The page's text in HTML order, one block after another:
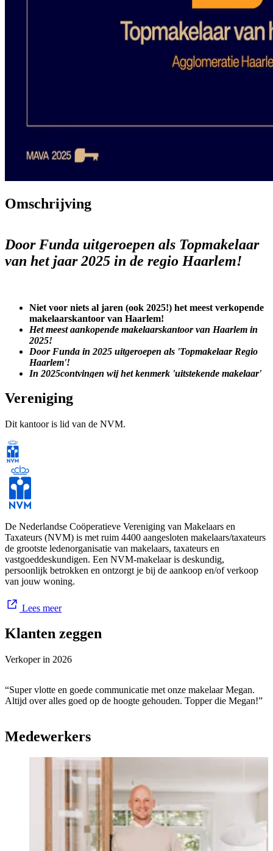
Omschrijving
Door Funda uitgeroepen als Topmakelaar
van het jaar 2025 in de regio Haarlem!
Niet voor niets al jaren (ook 2025!) het meest verkopende
makelaarskantoor van Haarlem!
Het meest aankopende makelaarskantoor van Haarlem in
2025!
Door Funda in 2025 uitgeroepen als 'Topmakelaar Regio
Haarlem'!
In 2025contvingen wij het kenmerk 'uitstekende makelaar'
Al sinds Overspaern Makelaardij in het jaar 1997 is gestart staan we
makelaarskantoor. We hebben klanten die al jaren intensief met ons
samenwerken. De afgelopen 15 jaar staan we in de top van meest
(succesvolle) verkopende en aankopende makelaarskantoren van
Haarlem en omgeving. Dat in combinatie met onze torenhoge
klanttevredenheidcijfers, laat ons zien dat we onze klanten écht
begrijpen en dat onze klanten onze dienstverlening waarderen.
De Overspaern makelaar zet jou, samen met jouw woning, op 1!
'Overspaern.. Dat is thuiskomen'
Vereniging
Dit kantoor is lid van de NVM.
De Nederlandse Coöperatieve Vereniging van Makelaars en
Taxateurs (NVM) is met ruim 4400 aangesloten makelaars/taxateurs
de grootste ledenorganisatie van makelaars, taxateurs en
vastgoeddeskundigen. Een NVM-makelaar is deskundig,
persoonlijk betrokken en ontzorgt je bij de aankoop en/of verkoop
van jouw woning.
Lees meer
Klanten zeggen
Verkoper in 2026
“Super vlotte en goede communicatie met onze makelaar Megan.
Altijd over alles goed op de hoogte gehouden. Topper die Megan!”
Medewerkers